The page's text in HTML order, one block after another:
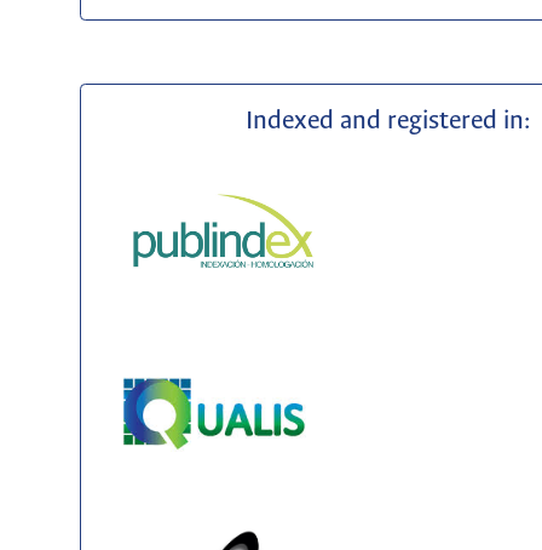
Indexed and registered in: